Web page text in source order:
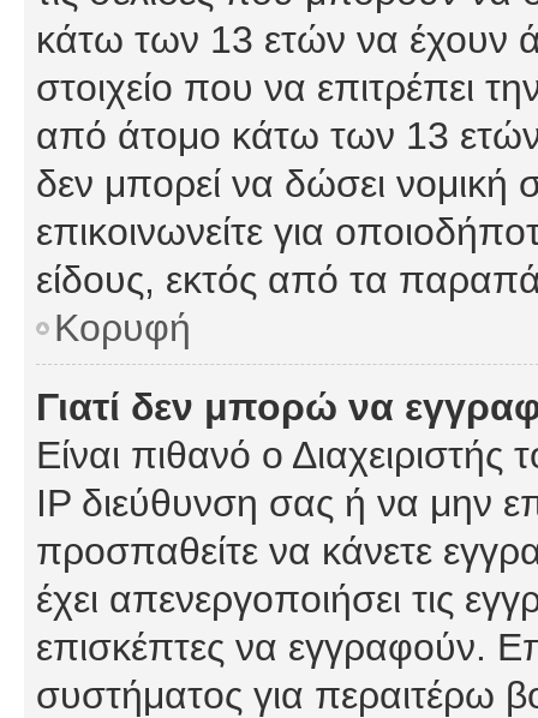
κάτω των 13 ετών να έχουν
στοιχείο που να επιτρέπει
από άτομο κάτω των 13
δεν μπορεί να δώσει νομική
επικοινωνείτε για
είδους, εκτός από τα
Κορυφή
Γιατί δεν μπορώ να
Είναι πιθανό ο
IP διεύθυνση σας ή να μην
προσπαθείτε να κάνετε
έχει απενεργοποιήσει τις
επισκέπτες να εγγραφούν.
συστήματος για περαιτέρω